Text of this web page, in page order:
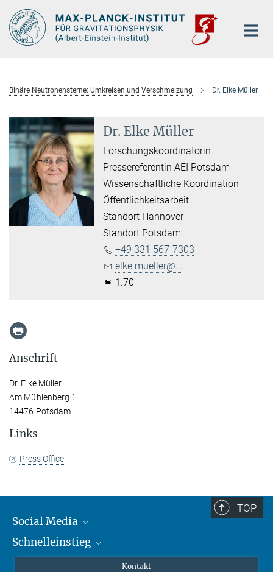
Hauptinhalt
Binäre Neutronensterne: Umkreisen und Verschmelzung Dr. Elke Müller
Dr. Elke Müller
Forschungskoordinatorin
Pressereferentin AEI Potsdam
Wissenschaftliche Koordination
Öffentlichkeitsarbeit
Standort Hannover
Standort Potsdam
+49 331 567-7303
elke.mueller@...
1.70
Anschrift
Dr. Elke Müller
Am Mühlenberg 1
14476 Potsdam
Links
Press Office
TOP
Social Media
Mastodon
Schnelleinstieg
Kontakt